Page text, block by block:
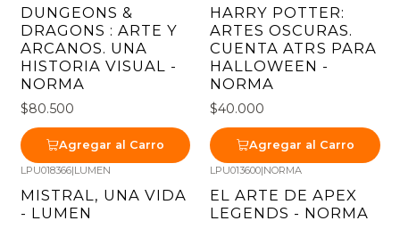
DUNGEONS &
DRAGONS : ARTE Y
ARCANOS. UNA
HISTORIA VISUAL -
NORMA
$80.500
Agregar al Carro
HARRY POTTER:
ARTES OSCURAS.
CUENTA ATRS PARA
HALLOWEEN -
NORMA
$40.000
Agregar al Carro
LPU018366|LUMEN
MISTRAL, UNA VIDA
- LUMEN
LPU013600|NORMA
EL ARTE DE APEX
LEGENDS - NORMA